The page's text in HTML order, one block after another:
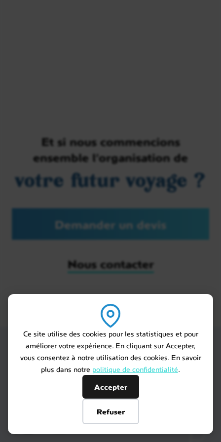
Ce site utilise des cookies pour les statistiques et pour
améliorer votre expérience. En cliquant sur Accepter,
vous consentez à notre utilisation des cookies. En savoir
plus dans notre politique de confidentialité.
Accepter
Refuser
Et si nous commencions
ensemble l’organisation de
votre futur voyage ?
Demander un devis
Nous contacter
Meltour
Spécialiste du
voyage sur mesure